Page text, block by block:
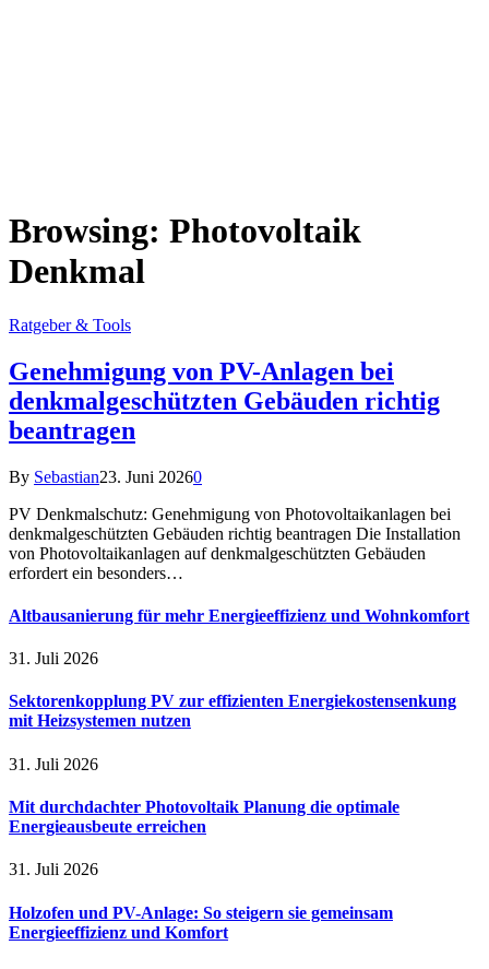
Browsing: Photovoltaik
Denkmal
Ratgeber & Tools
Genehmigung von PV-Anlagen bei
denkmalgeschützten Gebäuden richtig
beantragen
By Sebastian23. Juni 20260
PV Denkmalschutz: Genehmigung von Photovoltaikanlagen bei
denkmalgeschützten Gebäuden richtig beantragen Die Installation
von Photovoltaikanlagen auf denkmalgeschützten Gebäuden
erfordert ein besonders…
Altbausanierung für mehr Energieeffizienz und Wohnkomfort
31. Juli 2026
Sektorenkopplung PV zur effizienten Energiekostensenkung
mit Heizsystemen nutzen
31. Juli 2026
Mit durchdachter Photovoltaik Planung die optimale
Energieausbeute erreichen
31. Juli 2026
Holzofen und PV-Anlage: So steigern sie gemeinsam
Energieeffizienz und Komfort